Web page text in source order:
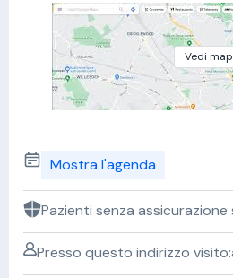
Vedi
Mostra l'agenda
Pazienti senza assicurazione
Presso questo indirizzo